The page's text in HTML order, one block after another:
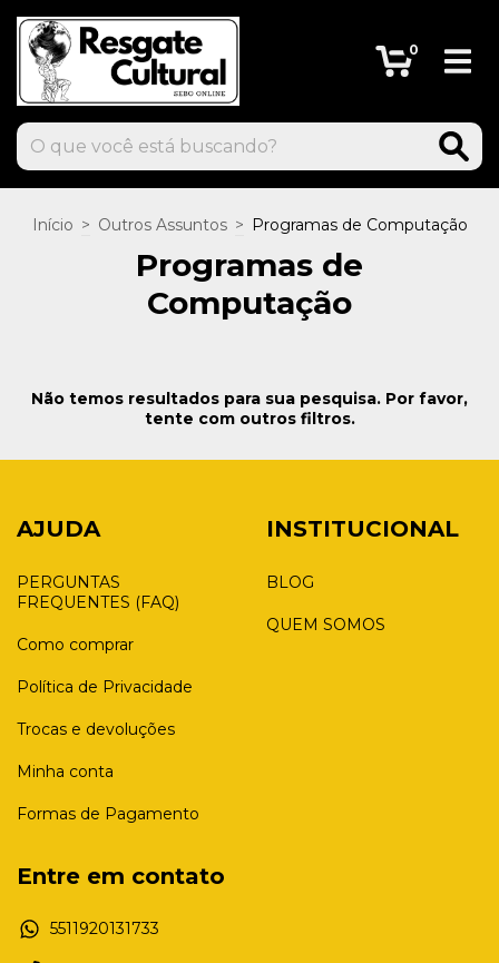
0
Início > Outros Assuntos > Programas de Computação
Programas de
Computação
Não temos resultados para sua pesquisa. Por favor,
tente com outros filtros.
AJUDA
PERGUNTAS
FREQUENTES (FAQ)
Como comprar
Política de Privacidade
Trocas e devoluções
Minha conta
Formas de Pagamento
INSTITUCIONAL
BLOG
QUEM SOMOS
Entre em contato
5511920131733